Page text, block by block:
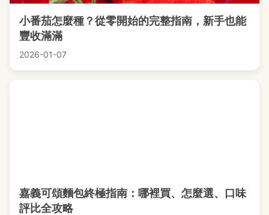
小番茄怎麼種？從零開始的完整指南，新手也能
豐收滿滿
2026-01-07
嘉義可頌麵包終極指南：哪裡買、怎麼選、口味
評比全攻略